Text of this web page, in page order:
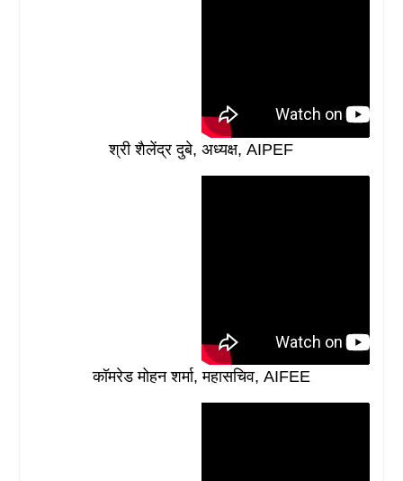
श्री शैलेंद्र दुबे, अध्यक्ष, AIPEF
कॉमरेड मोहन शर्मा, महासचिव, AIFEE